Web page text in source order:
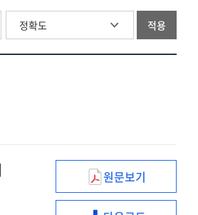
적용
국가창업시대를
열어가는
원문보기